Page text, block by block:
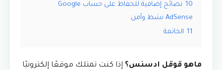
10
نصائح إضافية للحفاظ على حساب Google
AdSense نشط وآمن
11 الخاتمة
ماهو قوقل ادسنس؟ إذا كنت تمتلك موقعًا إلكترونيًا